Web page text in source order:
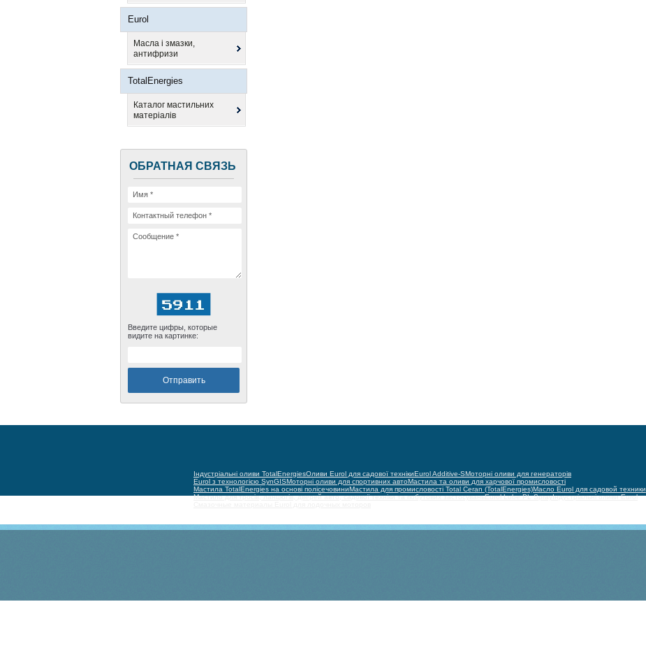
Eurol
Масла і змазки,
антифризи
TotalEnergies
Каталог мастильних
матеріалів
ОБРАТНАЯ СВЯЗЬ
Введите цифры, которые
видите на картинке:
Індустріальні оливи TotalEnergiesОливи Eurol для садової технікиEurol Additive-SМоторні оливи для генераторів
Eurol з технологією SynGISМоторні оливи для спортивних автоМастила та оливи для харчової промисловості
Мастила TotalEnergies на основі полісечовиниМастила для промисловості Total Ceran (TotalEnergies)Масло Eurol для садовой техники
Мастило для тросів, ланцюгів, дверей авто, садової техніки та побутових застосуваньEurol Lube PL SprayІндустріальні оливи Eurol